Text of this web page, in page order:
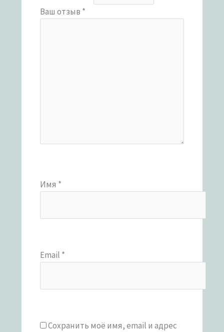
Ваш отзыв *
Имя *
Email *
Сохранить моё имя, email и адрес